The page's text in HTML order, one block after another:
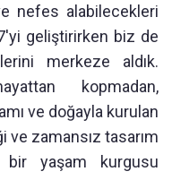
nefes alabilecekleri
geliştirirken biz de
merkeze aldık.
kopmadan,
ve doğayla kurulan
ve zamansız tasarım
bir yaşam kurgusu